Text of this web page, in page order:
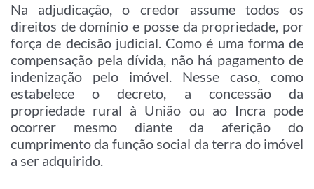
Na adjudicação, o credor assume todos os
direitos de domínio e posse da propriedade, por
força de decisão judicial. Como é uma forma de
compensação pela dívida, não há pagamento de
indenização pelo imóvel. Nesse caso, como
estabelece o decreto, a concessão da
propriedade rural à União ou ao Incra pode
ocorrer mesmo diante da aferição do
cumprimento da função social da terra do imóvel
a ser adquirido.